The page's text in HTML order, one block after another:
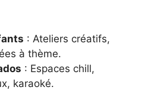
: Ateliers créatifs,
à thème.
: Espaces chill,
karaoké.